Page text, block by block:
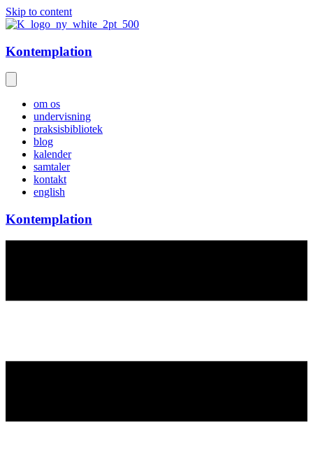
Skip to content
Kontemplation
om os
undervisning
praksisbibliotek
blog
kalender
samtaler
kontakt
english
Kontemplation